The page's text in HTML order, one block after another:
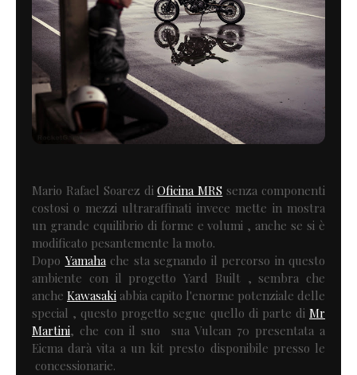
Mario Rafael Soarez diOficina MRS senza componenti
costosi o mezzi ultraraffinati invece mette in mostra
un grande equilibrio di forme e volumi , anche se si è
modificato pesantemente la moto.
Dopo Yamahache sta segnando il percorso in questo
ambiente con il progetto Yard Built , sembra che
anche Kawasaki abbia capito l'enorme potenziale delle
special , questo progetto segue quello di parte di Mr
Martini, che con il suo sua Vulcan 70 presentata a
Eicma darà vita a un kit presto disponibile presso le
concessionarie.